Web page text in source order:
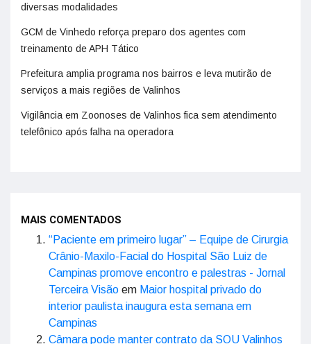
diversas modalidades
GCM de Vinhedo reforça preparo dos agentes com
treinamento de APH Tático
Prefeitura amplia programa nos bairros e leva mutirão de
serviços a mais regiões de Valinhos
Vigilância em Zoonoses de Valinhos fica sem atendimento
telefônico após falha na operadora
MAIS COMENTADOS
“Paciente em primeiro lugar” – Equipe de Cirurgia
Crânio-Maxilo-Facial do Hospital São Luiz de
Campinas promove encontro e palestras - Jornal
Terceira Visão em Maior hospital privado do
interior paulista inaugura esta semana em
Campinas
Câmara pode manter contrato da SOU Valinhos